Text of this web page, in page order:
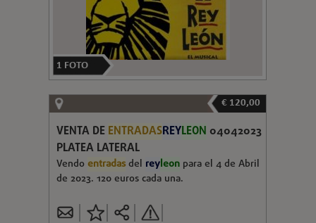
1 FOTO
€ 120,00
VENTA DE ENTRADASREYLEON 04042023
PLATEA LATERAL
Vendoentradasdel reyleon para el 4 de Abril
de 2023. 120 euros cada una.